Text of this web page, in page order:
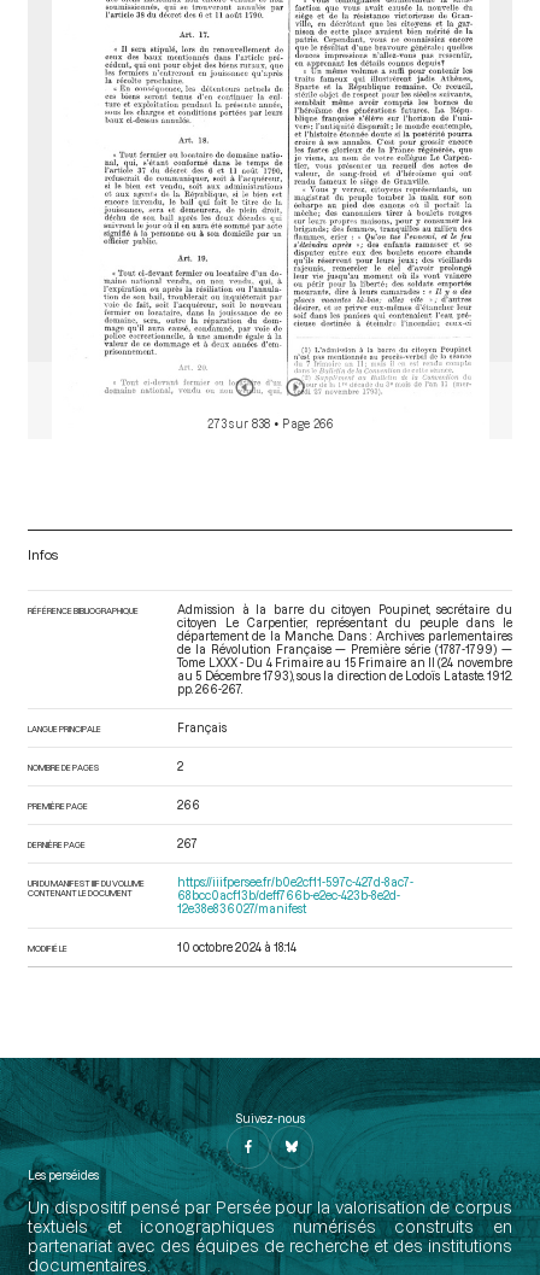
273 sur 838 • Page 266
Infos
RÉFÉRENCE BIBLIOGRAPHIQUE
Admission à la barre du citoyen Poupinet, secrétaire du
citoyen Le Carpentier, représentant du peuple dans le
département de la Manche. Dans : Archives parlementaires
de la Révolution Française — Première série (1787-1799) —
Tome LXXX - Du 4 Frimaire au 15 Frimaire an II (24 novembre
au 5 Décembre 1793), sous la direction de Lodoïs Lataste. 1912.
pp. 266-267.
LANGUE PRINCIPALE Français
NOMBRE DE PAGES 2
PREMIÈRE PAGE 266
DERNIÈRE PAGE 267
URI DU MANIFEST IIIF DU VOLUME
CONTENANT LE DOCUMENT
https://iiif.persee.fr/b0e2cf11-597c-427d-8ac7-
68bcc0acf13b/deff766b-e2ec-423b-8e2d-
12e38e836027/manifest
MODIFIÉ LE 10 octobre 2024 à 18:14
Suivez-nous
Les perséides
Un dispositif pensé par Persée pour la valorisation de corpus
textuels et iconographiques numérisés construits en
partenariat avec des équipes de recherche et des institutions
documentaires.